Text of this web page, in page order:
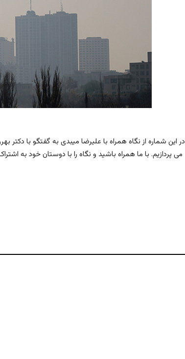
در این شماره از نگاه همراه با علیرضا میبدی به گفتگو با
می پردازیم. با ما همراه باشید و نگاه را با دوستان خود به